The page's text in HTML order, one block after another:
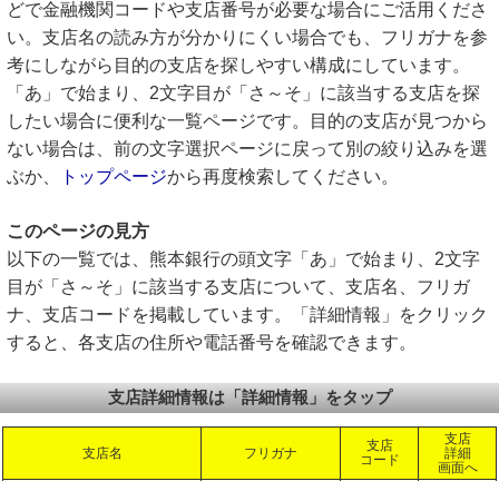
どで金融機関コードや支店番号が必要な場合にご活用くださ
い。支店名の読み方が分かりにくい場合でも、フリガナを参
考にしながら目的の支店を探しやすい構成にしています。
「あ」で始まり、2文字目が「さ～そ」に該当する支店を探
したい場合に便利な一覧ページです。目的の支店が見つから
ない場合は、前の文字選択ページに戻って別の絞り込みを選
ぶか、
トップページから再度検索してください。
このページの見方
以下の一覧では、熊本銀行の頭文字「あ」で始まり、2文字
目が「さ～そ」に該当する支店について、支店名、フリガ
ナ、支店コードを掲載しています。「詳細情報」をクリック
すると、各支店の住所や電話番号を確認できます。
支店詳細情報は「詳細情報」をタップ
支店名 フリガナ
支店
コード
支店
詳細
画面へ